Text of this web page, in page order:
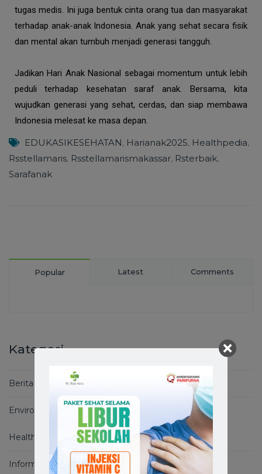
tugas medis. Ini juga bentuk cinta orang tua dan masyarakat
terhadap anak-anak Indonesia. Anak yang sehat secara fisik
dan mental akan tumbuh menjadi generasi tangguh.
Jadikan Hari Anak Nasional sebagai momentum untuk lebih
peduli terhadap kesehatan saraf anak. Bersama, kita
wujudkan generasi yang sehat, cerdas, dan siap membawa
Indonesia melesat ke masa depan.
EDUKASIKESEHATAN, Harianak2025, Healthpedia,
Rsstellamaris, Rsstellamarismakassar, Rsterbaik,
Sarafanak
Popular Latest Comments
Kategori
Berita
Environment
Health Basics
Informasi